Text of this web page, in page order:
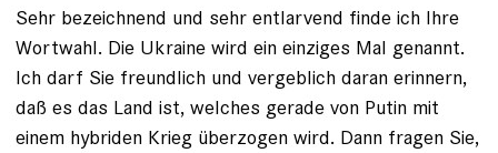
Sehr bezeichnend und sehr entlarvend finde ich Ihre
Wortwahl. Die Ukraine wird ein einziges Mal genannt.
Ich darf Sie freundlich und vergeblich daran erinnern,
daß es das Land ist, welches gerade von Putin mit
einem hybriden Krieg überzogen wird. Dann fragen Sie,